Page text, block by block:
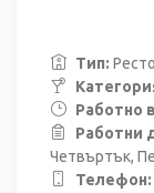
Тип:
Работно
Работни
Четвъртък,
Телефон: